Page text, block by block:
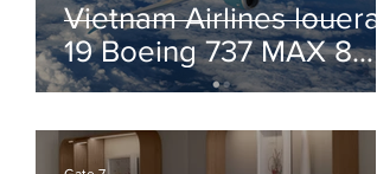
Vietnam Airlines louera
19 Boeing 737 MAX 8
pour accélérer la
flotte